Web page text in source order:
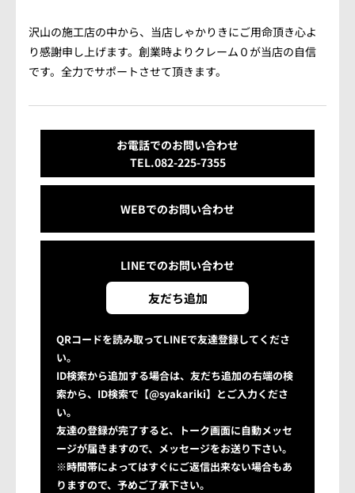
沢山の施工店の中から、当店しゃかりきにご用命頂き心よ
り感謝申し上げます。創業時よりクレーム０が当店の自信
です。全力でサポートさせて頂きます。
お電話でのお問い合わせ
TEL.082-225-7355
WEBでのお問い合わせ
LINEでのお問い合わせ
友だち追加
QRコードを読み取ってLINEで友達登録してくださ
い。
ID検索から追加する場合は、友だち追加の右端の検
索から、ID検索で【@syakariki】とご入力くださ
い。
友達の登録が完了すると、トーク画面に自動メッセ
ージが届きますので、メッセージをお送り下さい。
※時間帯によってはすぐにご返信出来ない場合もあ
りますので、予めご了承下さい。